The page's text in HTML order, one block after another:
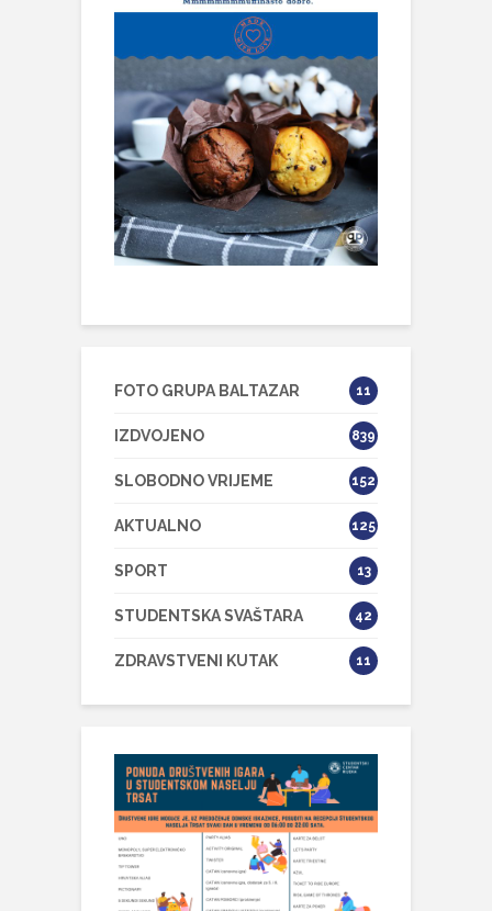
FOTO GRUPA BALTAZAR 11
IZDVOJENO 839
SLOBODNO VRIJEME 152
AKTUALNO 125
SPORT 13
STUDENTSKA SVAŠTARA 42
ZDRAVSTVENI KUTAK 11